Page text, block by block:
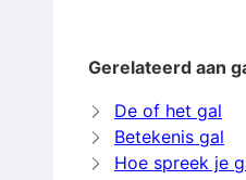
Gerelateerd aan
De of het gal
Betekenis gal
Hoe spreek je